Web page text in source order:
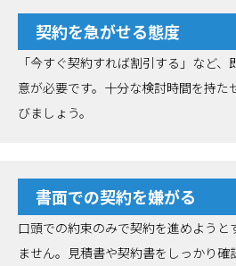
契約を急がせる態度
「今すぐ契約すれば割引する」など
意が必要です。十分な検討時間を持た
びましょう。
書面での契約を嫌がる
口頭での約束のみで契約を進めようと
ません。見積書や契約書をしっかり確